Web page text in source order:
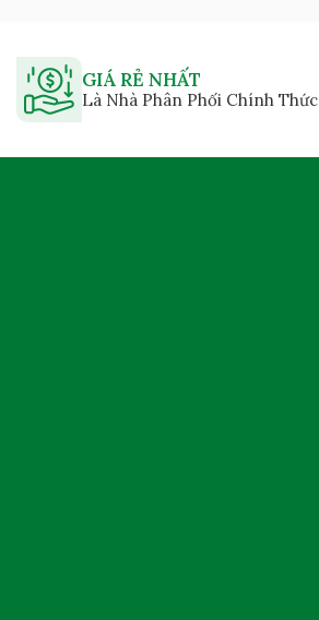
GIÁ RẺ NHẤT
Là Nhà Phân Phối Chính Thức